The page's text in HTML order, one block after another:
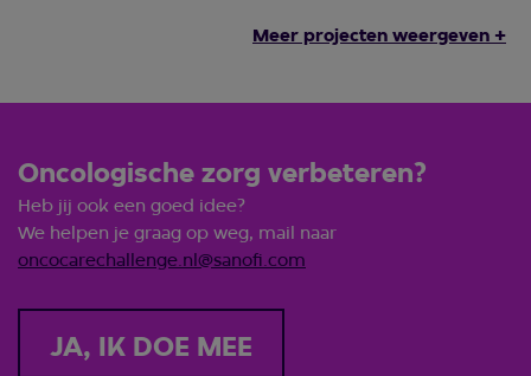
Meer projecten weergeven +
Oncologische zorg verbeteren?
Heb jij ook een goed idee?
We helpen je graag op weg, mail naar
oncocarechallenge.nl@sanofi.com
JA, IK DOE MEE